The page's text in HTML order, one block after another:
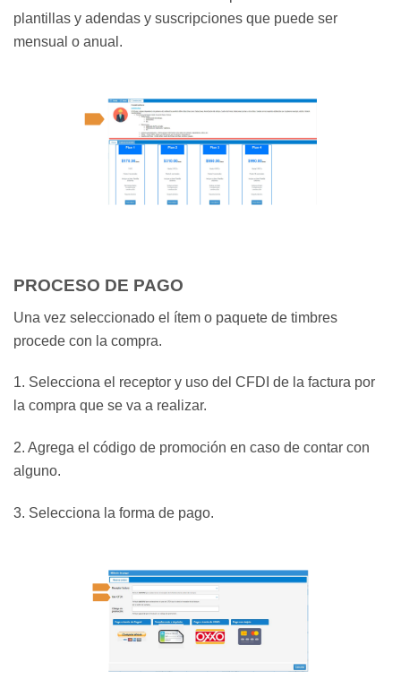
plantillas y adendas y suscripciones que puede ser
mensual o anual.
PROCESO DE PAGO
Una vez seleccionado el ítem o paquete de timbres
procede con la compra.
1. Selecciona el receptor y uso del CFDI de la factura por
la compra que se va a realizar.
2. Agrega el código de promoción en caso de contar con
alguno.
3. Selecciona la forma de pago.